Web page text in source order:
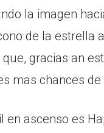
la imagen
de la estrella
gracias an
mas chances
en ascenso es